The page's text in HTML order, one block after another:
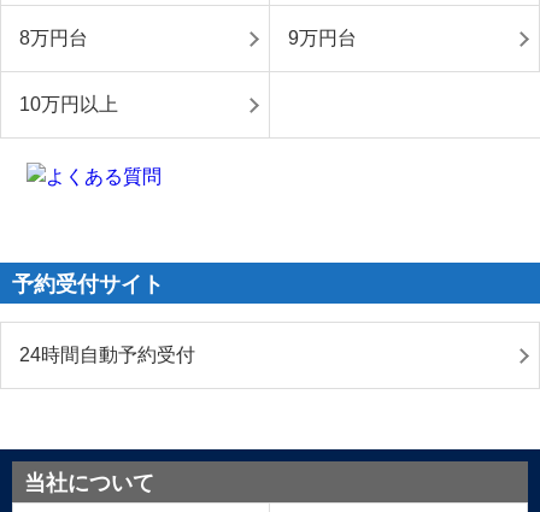
8万円台 9万円台
10万円以上
予約受付サイト
24時間自動予約受付
当社について